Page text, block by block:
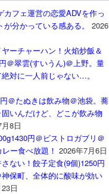
カフェ運営の恋愛ADVを作っ
分かっている感ある。
2026
ーチャーハン！火焰炒飯＆
＠翠雲(すいうん)＠上野。量
対に一人前じゃない…。
＠たぬきは飲み物＠池袋。蕎
いんだけど、どこが飲み物
8日
円＠ビストロガブリ＠
ー食べ放題！ 2026年7月6日
ない！餃子定食(9個)1250円
保町、全体的に酸味が効い
日